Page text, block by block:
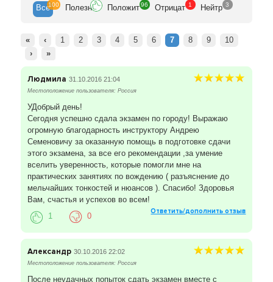
Все100 Полезн Положит 96 Отрицат 1 Нейтр 3
« ‹ 1 2 3 4 5 6 7 8 9
10
›
»
Людмила 31.10.2016 21:04
Местоположение пользователя: Россия
УДобрый день!
Сегодня успешно сдала экзамен по городу! Выражаю
огромную благодарность инструктору Андрею
Семеновичу за оказанную помощь в подготовке сдачи
этого экзамена, за все его рекомендации ,за умение
вселить уверенность, которые помогли мне на
практических занятиях по вождению ( разъяснение до
мельчайших тонкостей и нюансов ). Спасибо! Здоровья
Вам, счастья и успехов во всем!
Ответить/дополнить отзыв
1 0
Александр 30.10.2016 22:02
Местоположение пользователя: Россия
После неудачных попыток сдать экзамен вместе с